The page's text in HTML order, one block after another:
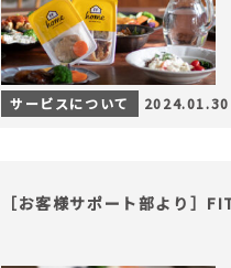
サービスについて 2024.01.30
［お客様サポート部より］